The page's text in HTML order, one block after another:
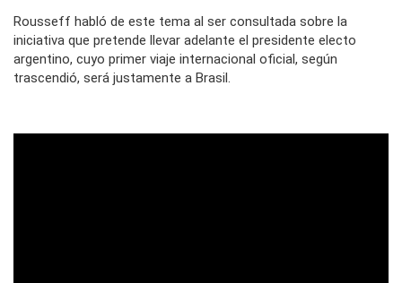
Rousseff habló de este tema al ser consultada sobre la
iniciativa que pretende llevar adelante el presidente electo
argentino, cuyo primer viaje internacional oficial, según
trascendió, será justamente a Brasil.